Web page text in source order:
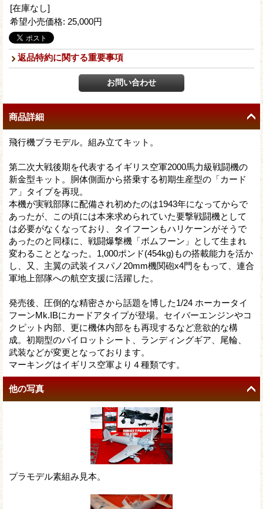
[在庫なし]
希望小売価格: 25,000円
返品特約に関する重要事項
商品詳細
飛行機プラモデル。組み立てキット。
第二次大戦後期を代表するイギリス空軍2000馬力級戦闘機の
新金型キット。胴体側面から搭乗する初期生産型の「カード
ア」タイプを再現。
本機が実戦部隊に配備され初めたのは1943年になってからで
あったが、この頃には本来求められていた要撃戦闘機として
は必要がなくなっており、タイフーンもハリケーンがそうで
あったのと同様に、戦闘爆撃機「ボムフーン」として生まれ
変わることとなった。1,000ポンド(454kg)もの搭載能力を活か
し、又、主翼の武装イスパノ20mm機関砲x4門をもって、連合
軍地上部隊への航空支援に活躍した。
発売後、圧倒的な精密さから話題を博した1/24 ホーカータイ
フーンMk.IBにカードアタイプが登場。セイバーエンジンやコ
クピット内部、更に機体内部をも再現するなど意欲的な構
成。初期型のパイロットシート、ランディングギア、尾輪、
武装などが変更となっております。
マーキングはイギリス空軍より４種類です。
他の写真
プラモデル素組み見本。